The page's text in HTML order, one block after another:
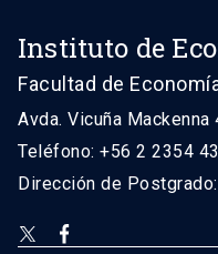
Instituto de
Facultad de
Avda. Vicuña
Teléfono: +56 2 2354
Dirección de